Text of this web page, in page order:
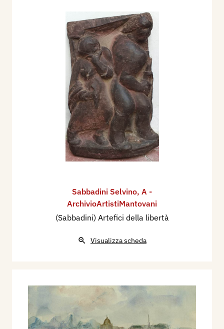
Sabbadini Selvino, A -
ArchivioArtistiMantovani
(Sabbadini) Artefici della libertà
Visualizza scheda